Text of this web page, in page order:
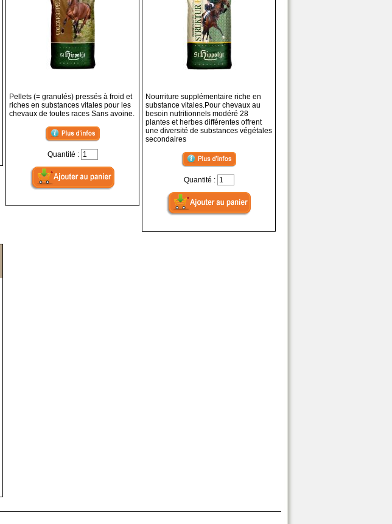
Pellets (= granulés) pressés à froid et
riches en substances vitales pour les
chevaux de toutes races Sans avoine.
Quantité :
Nourriture supplémentaire riche en
substance vitales.Pour chevaux au
besoin nutritionnels modéré 28
plantes et herbes différentes offrent
une diversité de substances végétales
secondaires
Quantité :